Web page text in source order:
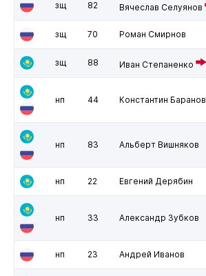
зщ 82 Вячеслав Селуянов
зщ 70 Роман Смирнов
зщ 88 Иван Степаненко
нп 44 Константин Баранов
нп 83 Альберт Вишняков
нп 22 Евгений Дерябин
нп 33 Александр Зубков
нп 23 Андрей Иванов